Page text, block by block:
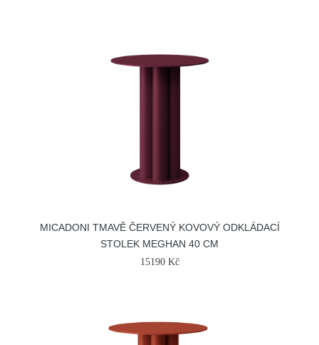
MICADONI TMAVĚ ČERVENÝ KOVOVÝ ODKLÁDACÍ
STOLEK MEGHAN 40 CM
15190 Kč